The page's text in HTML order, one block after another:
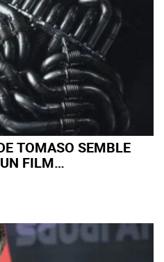
TOMASO SEMBLE
FILM